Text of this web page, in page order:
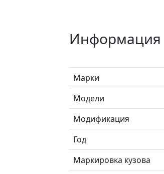
Информация
Марки
Модели
Модификация
Год
Маркировка кузова